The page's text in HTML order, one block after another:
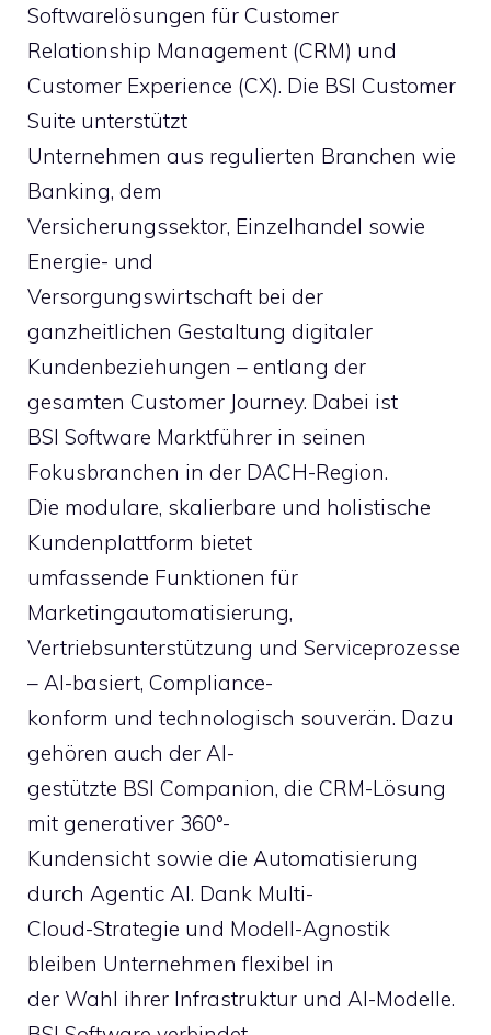
Softwarelösungen für Customer
Relationship Management (CRM) und
Customer Experience (CX). Die BSI Customer
Suite unterstützt
Unternehmen aus regulierten Branchen wie
Banking, dem
Versicherungssektor, Einzelhandel sowie
Energie- und
Versorgungswirtschaft bei der
ganzheitlichen Gestaltung digitaler
Kundenbeziehungen – entlang der
gesamten Customer Journey. Dabei ist
BSI Software Marktführer in seinen
Fokusbranchen in der DACH-Region.
Die modulare, skalierbare und holistische
Kundenplattform bietet
umfassende Funktionen für
Marketingautomatisierung,
Vertriebsunterstützung und Serviceprozesse
– AI-basiert, Compliance-
konform und technologisch souverän. Dazu
gehören auch der AI-
gestützte BSI Companion, die CRM-Lösung
mit generativer 360°-
Kundensicht sowie die Automatisierung
durch Agentic AI. Dank Multi-
Cloud-Strategie und Modell-Agnostik
bleiben Unternehmen flexibel in
der Wahl ihrer Infrastruktur und AI-Modelle.